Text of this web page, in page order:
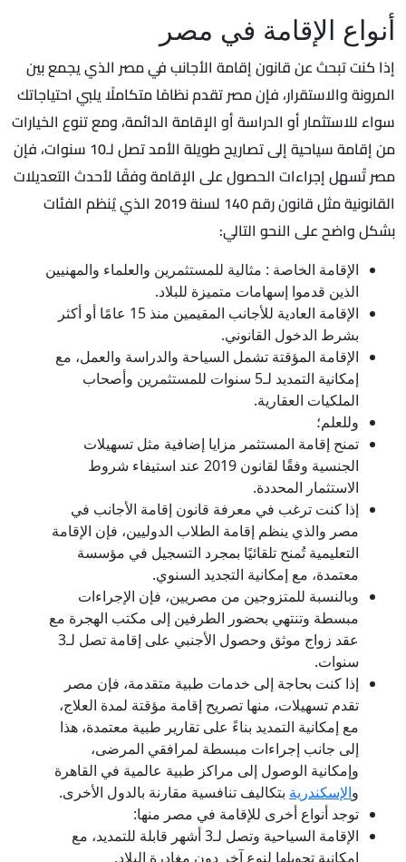
أنواع الإقامة في مصر
إذا كنت تبحث عن قانون إقامة الأجانب في مصر الذي يجمع بين
المرونة والاستقرار، فإن مصر تقدم نظامًا متكاملًا يلبي احتياجاتك
سواء للاستثمار أو الدراسة أو الإقامة الدائمة، ومع تنوع الخيارات
من إقامة سياحية إلى تصاريح طويلة الأمد تصل لـ10 سنوات، فإن
مصر تُسهل إجراءات الحصول على الإقامة وفقًا لأحدث التعديلات
القانونية مثل قانون رقم 140 لسنة 2019 الذي يُنظم الفئات
بشكل واضح على النحو التالي:
الإقامة الخاصة : مثالية للمستثمرين والعلماء والمهنيين
الذين قدموا إسهامات متميزة للبلاد.
الإقامة العادية للأجانب المقيمين منذ 15 عامًا أو أكثر
بشرط الدخول القانوني.
الإقامة المؤقتة تشمل السياحة والدراسة والعمل، مع
إمكانية التمديد لـ5 سنوات للمستثمرين وأصحاب
الملكيات العقارية.
وللعلم؛
تمنح إقامة المستثمر مزايا إضافية مثل تسهيلات
الجنسية وفقًا لقانون 2019 عند استيفاء شروط
الاستثمار المحددة.
إذا كنت ترغب في معرفة قانون إقامة الأجانب في
مصر والذي ينظم إقامة الطلاب الدوليين، فإن الإقامة
التعليمية تُمنح تلقائيًا بمجرد التسجيل في مؤسسة
معتمدة، مع إمكانية التجديد السنوي.
وبالنسبة للمتزوجين من مصريين، فإن الإجراءات
مبسطة وتنتهي بحضور الطرفين إلى مكتب الهجرة مع
عقد زواج موثق وحصول الأجنبي على إقامة تصل لـ3
سنوات.
إذا كنت بحاجة إلى خدمات طبية متقدمة، فإن مصر
تقدم تسهيلات، منها تصريح إقامة مؤقتة لمدة العلاج،
مع إمكانية التمديد بناءً على تقارير طبية معتمدة، هذا
إلى جانب إجراءات مبسطة لمرافقي المرضى،
وإمكانية الوصول إلى مراكز طبية عالمية في القاهرة
والإسكندرية بتكاليف تنافسية مقارنة بالدول الأخرى.
توجد أنواع أخرى للإقامة في مصر منها:
الإقامة السياحية وتصل لـ3 أشهر قابلة للتمديد، مع
إمكانية تحويلها لنوع آخر دون مغادرة البلاد.